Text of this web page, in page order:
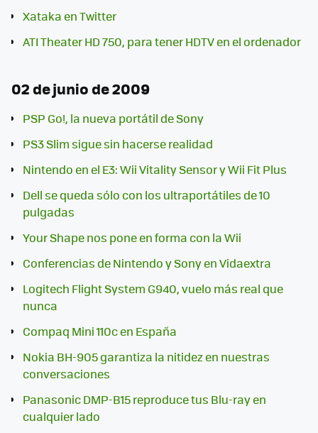
Xataka en Twitter
ATI Theater HD 750, para tener HDTV en el ordenador
02 de junio de 2009
PSP Go!, la nueva portátil de Sony
PS3 Slim sigue sin hacerse realidad
Nintendo en el E3: Wii Vitality Sensor y Wii Fit Plus
Dell se queda sólo con los ultraportátiles de 10
pulgadas
Your Shape nos pone en forma con la Wii
Conferencias de Nintendo y Sony en Vidaextra
Logitech Flight System G940, vuelo más real que
nunca
Compaq Mini 110c en España
Nokia BH-905 garantiza la nitidez en nuestras
conversaciones
Panasonic DMP-B15 reproduce tus Blu-ray en
cualquier lado